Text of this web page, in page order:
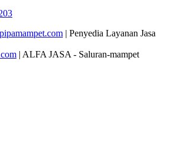
| Penyedia Layanan Jasa
| ALFA JASA - Saluran-mampet